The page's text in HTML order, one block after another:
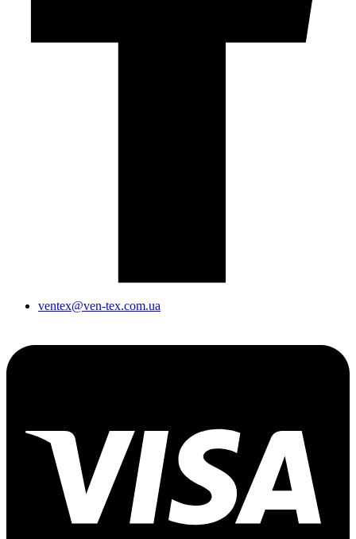
ventex@ven-tex.com.ua